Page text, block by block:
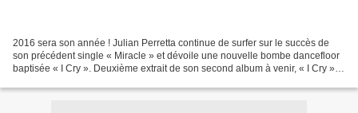
2016 sera son année ! Julian Perretta continue de surfer sur le succès de
son précédent single « Miracle » et dévoile une nouvelle bombe dancefloor
baptisée « I Cry ». Deuxième extrait de son second album à venir, « I Cry »